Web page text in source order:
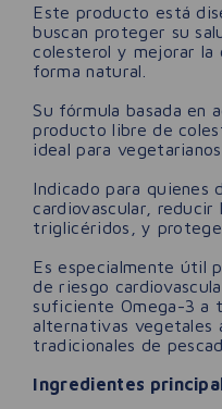
Este producto está
buscan proteger su
colesterol y mejorar la
forma natural.
Su fórmula basada en
producto libre de
ideal para
Indicado para quienes
cardiovascular,
triglicéridos, y
Es especialmente útil
de riesgo
suficiente Omega-3 a
alternativas vegetales
tradicionales de
Ingredientes